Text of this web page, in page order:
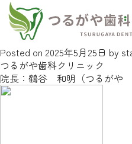
ブログ
院長の生い立ち
Posted on 2025年5月25日 by
つるがや歯科クリニック
院長：鶴谷 和明（つるがや